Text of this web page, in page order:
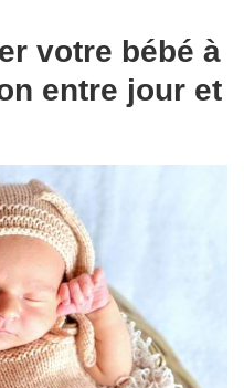
votre bébé à
entre jour et